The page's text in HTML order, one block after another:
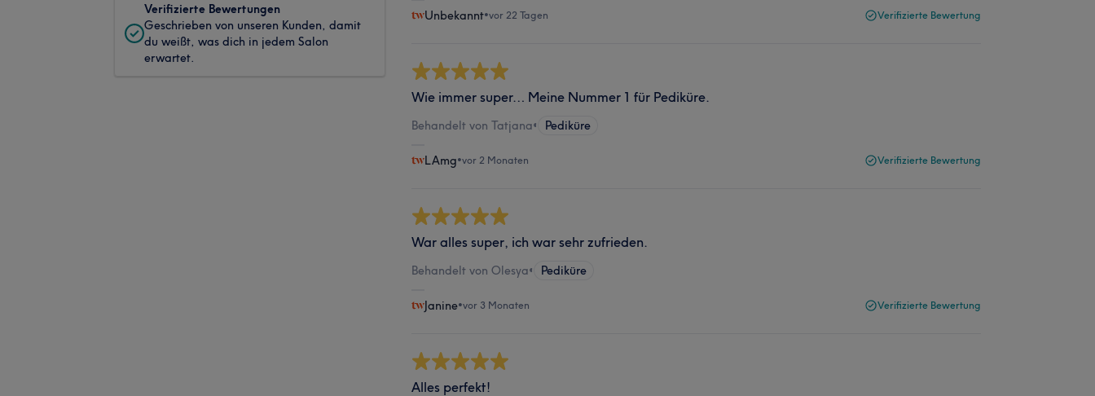
Verifizierte Bewertungen
Geschrieben von unseren Kunden, damit
du weißt, was dich in jedem Salon
erwartet.
Unbekannt•vor 22 Tagen Verifizierte Bewertung
Wie immer super… Meine Nummer 1 für Pediküre.
Behandelt von Tatjana• Pediküre
LAmg•vor 2 Monaten Verifizierte Bewertung
War alles super, ich war sehr zufrieden.
Behandelt von Olesya• Pediküre
Janine•vor 3 Monaten Verifizierte Bewertung
Alles perfekt!